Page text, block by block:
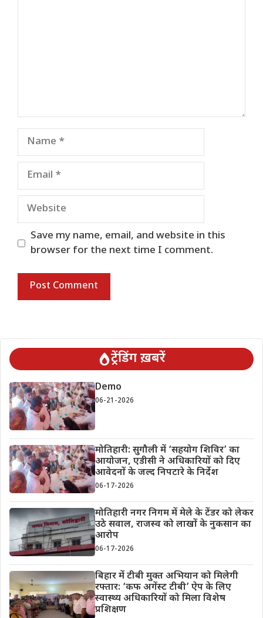
Name
Email
Website
Save my name, email, and website in this
browser for the next time I comment.
ट्रेंडिंग ख़बरें
Demo
06-21-2026
मोतिहारी: सुगौली में ‘सहयोग शिविर’ का
आयोजन, एडीसी ने अधिकारियों को दिए
आवेदनों के जल्द निपटारे के निर्देश
06-17-2026
मोतिहारी नगर निगम में मेले के टेंडर को लेकर
उठे सवाल, राजस्व को लाखों के नुकसान का
आरोप
06-17-2026
बिहार में टीबी मुक्त अभियान को मिलेगी
रफ्तार: ‘कफ अगेंस्ट टीबी’ ऐप के लिए
स्वास्थ्य अधिकारियों को मिला विशेष
प्रशिक्षण